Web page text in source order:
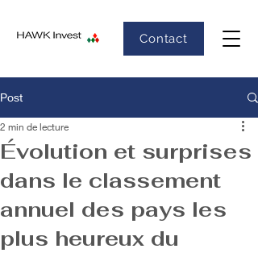
Contact
Post
Évolution et surprises
dans le classement
annuel des pays les
plus heureux du
2 min de lecture